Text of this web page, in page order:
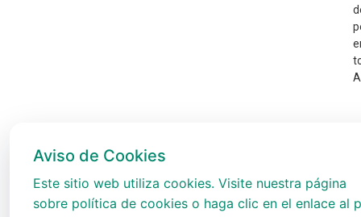
Aviso de Cookies
Este sitio web utiliza cookies. Visite nuestra página
sobre política de cookies o haga clic en el enlace al